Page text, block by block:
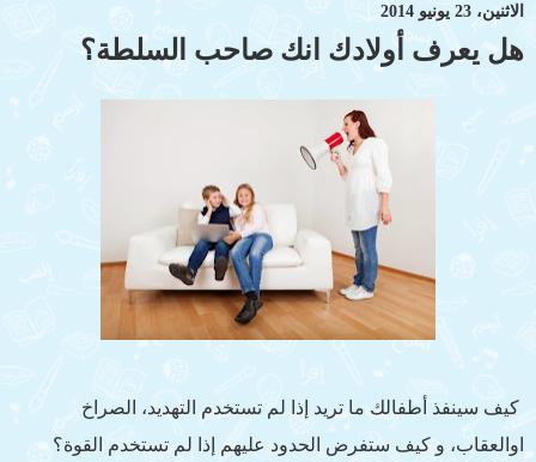
الاثنين، 23 يونيو 2014
هل يعرف أولادك انك صاحب السلطة؟
كيف سينفذ أطفالك ما تريد إذا لم تستخدم التهديد، الصراخ
اوالعقاب، و كيف ستفرض الحدود عليهم إذا لم تستخدم القوة؟